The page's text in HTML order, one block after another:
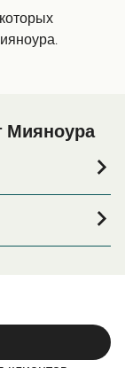
Мияноура
поездки,
на весь